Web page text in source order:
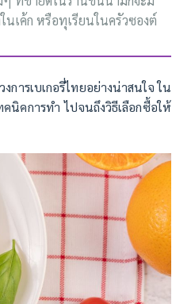
นเค้ก หรือทุเรียนในครัวซองต์
ารเบเกอรี่ไทยอย่างน่าสนใจ ใน
นิคการทำ ไปจนถึงวิธีเลือกซื้อให้